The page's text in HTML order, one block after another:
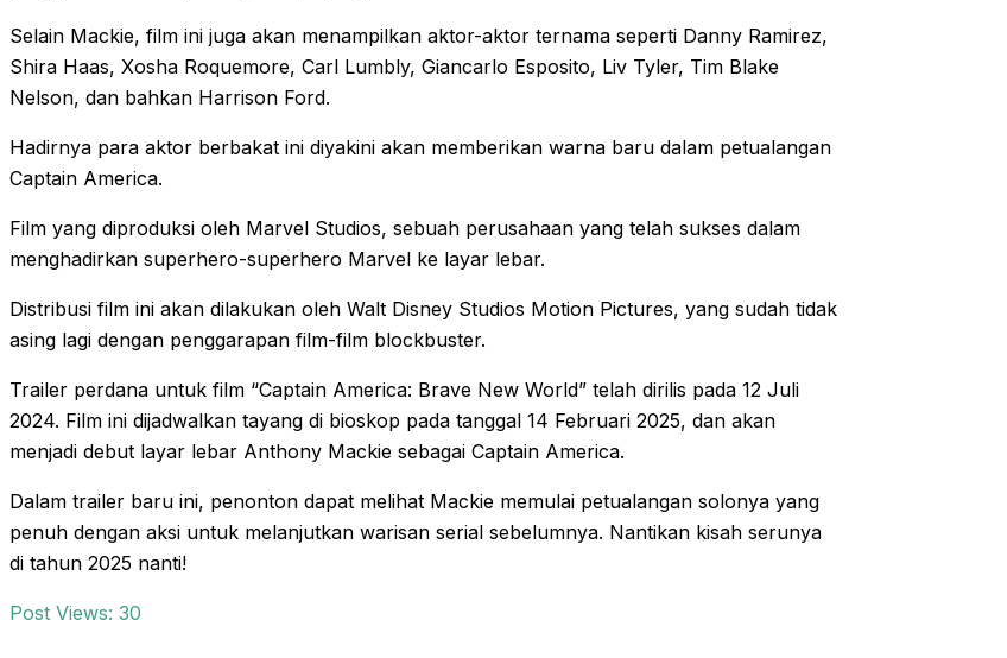
Selain Mackie, film ini juga akan menampilkan aktor-aktor ternama seperti Danny Ramirez,
Shira Haas, Xosha Roquemore, Carl Lumbly, Giancarlo Esposito, Liv Tyler, Tim Blake
Nelson, dan bahkan Harrison Ford.
Hadirnya para aktor berbakat ini diyakini akan memberikan warna baru dalam petualangan
Captain America.
Film yang diproduksi oleh Marvel Studios, sebuah perusahaan yang telah sukses dalam
menghadirkan superhero-superhero Marvel ke layar lebar.
Distribusi film ini akan dilakukan oleh Walt Disney Studios Motion Pictures, yang sudah tidak
asing lagi dengan penggarapan film-film blockbuster.
Trailer perdana untuk film “Captain America: Brave New World” telah dirilis pada 12 Juli
2024. Film ini dijadwalkan tayang di bioskop pada tanggal 14 Februari 2025, dan akan
menjadi debut layar lebar Anthony Mackie sebagai Captain America.
Dalam trailer baru ini, penonton dapat melihat Mackie memulai petualangan solonya yang
penuh dengan aksi untuk melanjutkan warisan serial sebelumnya. Nantikan kisah serunya
di tahun 2025 nanti!
Post Views: 30